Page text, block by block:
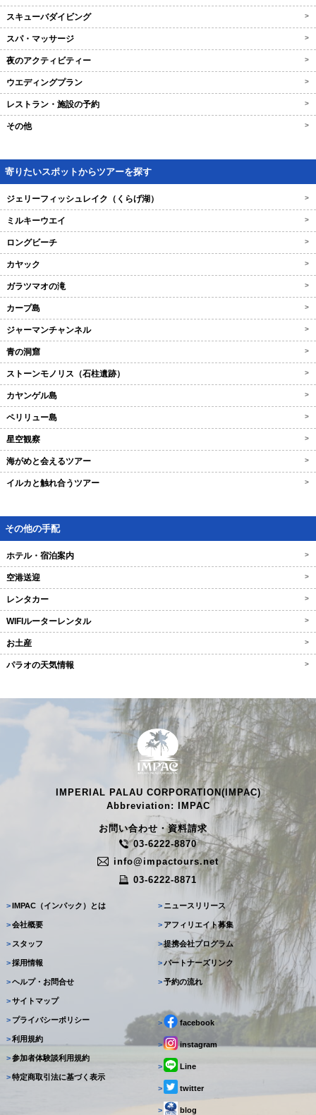
スキューバダイビング >
スパ・マッサージ >
夜のアクティビティー >
ウエディングプラン >
レストラン・施設の予約 >
その他 >
寄りたいスポットからツアーを探す
ジェリーフィッシュレイク（くらげ湖） >
ミルキーウエイ >
ロングビーチ >
カヤック >
ガラツマオの滝 >
カープ島 >
ジャーマンチャンネル >
青の洞窟 >
ストーンモノリス（石柱遺跡） >
カヤンゲル島 >
ペリリュー島 >
星空観察 >
海がめと会えるツアー >
イルカと触れ合うツアー >
その他の手配
ホテル・宿泊案内 >
空港送迎 >
レンタカー >
WIFIルーターレンタル >
お土産 >
パラオの天気情報 >
IMPERIAL PALAU CORPORATION(IMPAC)
Abbreviation: IMPAC
お問い合わせ・資料請求
03-6222-8870
info@impactours.net
03-6222-8871
> IMPAC（インパック）とは
>会社概要
> スタッフ
>採用情報
>ヘルプ・お問合せ
>サイトマップ
> ニュースリリース
> アフィリエイト募集
>提携会社プログラム
>パートナーズリンク
>予約の流れ
> プライバシーポリシー
>利用規約
>参加者体験談利用規約
>特定商取引法に基づく表示
> facebook
> instagram
> Line
> twitter
> blog